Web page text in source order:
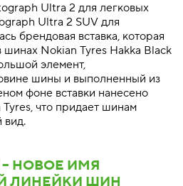
Ultra 2 для легковых
Ultra 2 SUV для
брендовая вставка, которая
шинах Nokian Tyres Hakka Black
элемент,
шины и выполненный из
фоне вставки нанесено
что придает шинам
вид.
– НОВОЕ ИМЯ
ЛИНЕЙКИ ШИН